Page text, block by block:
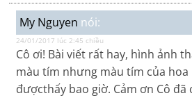
My Nguyen nói:
24/01/2017 lúc 2:45 chiều
Cô ơi! Bài viết rất hay, hình ảnh
màu tím nhưng màu tím của
đượcthấy bao giờ. Cảm ơn Cô